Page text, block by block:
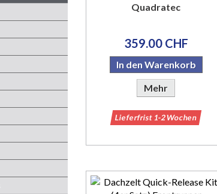
Quadratec
359.00 CHF
In den Warenkorb
Mehr
Lieferfrist 1-2 Wochen